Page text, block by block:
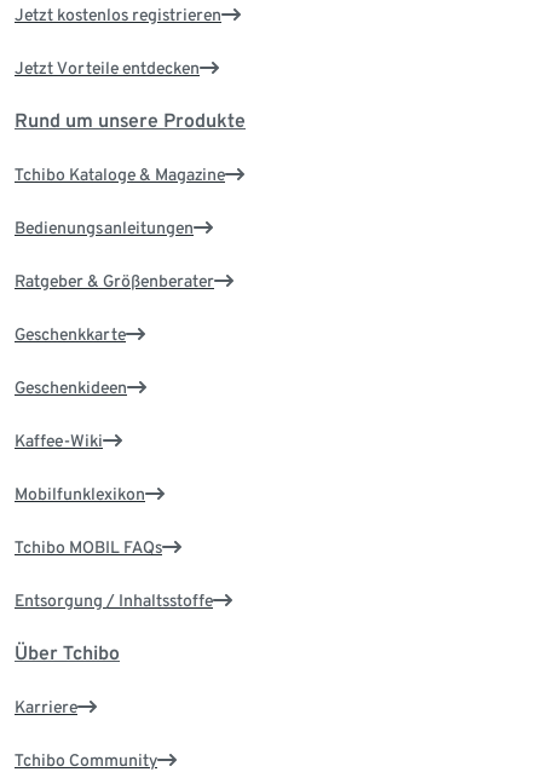
Jetzt kostenlos registrieren
Jetzt Vorteile entdecken
Rund um unsere Produkte
Tchibo Kataloge & Magazine
Bedienungsanleitungen
Ratgeber & Größenberater
Geschenkkarte
Geschenkideen
Kaffee-Wiki
Mobilfunklexikon
Tchibo MOBIL FAQs
Entsorgung / Inhaltsstoffe
Über Tchibo
Karriere
Tchibo Community